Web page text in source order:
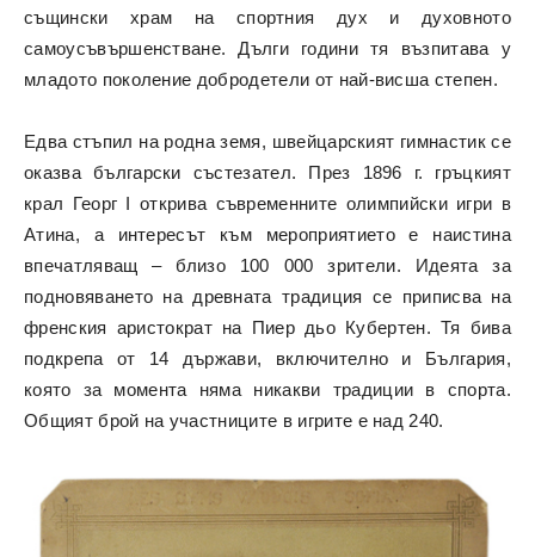
същински храм на спортния дух и духовното
самоусъвършенстване. Дълги години тя възпитава у
младото поколение добродетели от най-висша степен.
Едва стъпил на родна земя, швейцарският гимнастик се
оказва български състезател. През 1896 г. гръцкият
крал Георг I открива съвременните олимпийски игри в
Атина, а интересът към мероприятието е наистина
впечатляващ – близо 100 000 зрители. Идеята за
подновяването на древната традиция се приписва на
френския аристократ на Пиер дьо Кубертен. Тя бива
подкрепа от 14 държави, включително и България,
която за момента няма никакви традиции в спорта.
Общият брой на участниците в игрите е над 240.